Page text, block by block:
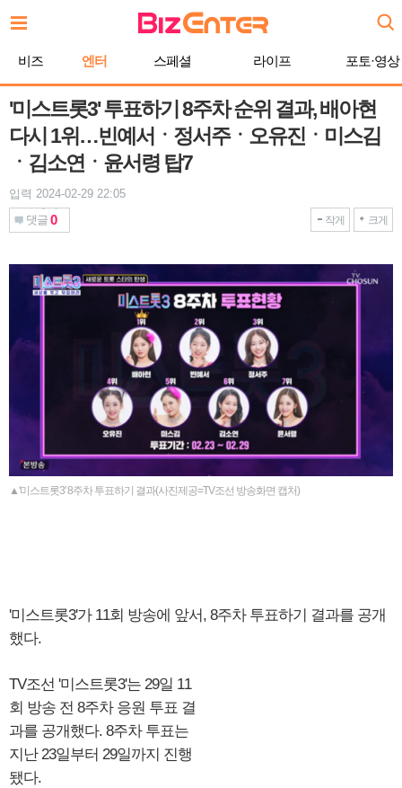
문
비즈 엔터 스페셜 라이프 포토·영상
'미스트롯3' 투표하기 8주차 순위 결과, 배아현
다시 1위…빈예서ㆍ정서주ㆍ오유진ㆍ미스김
ㆍ김소연ㆍ윤서령 탑7
입력 2024-02-29 22:05
댓글 0 작게 크게
▲'미스트롯3' 8주차 투표하기 결과(사진제공=TV조선 방송화면 캡처)
'미스트롯3'가 11회 방송에 앞서, 8주차 투표하기 결과를 공개
했다.
TV조선 '미스트롯3'는 29일 11
회 방송 전 8주차 응원 투표 결
과를 공개했다. 8주차 투표는
지난 23일부터 29일까지 진행
됐다.